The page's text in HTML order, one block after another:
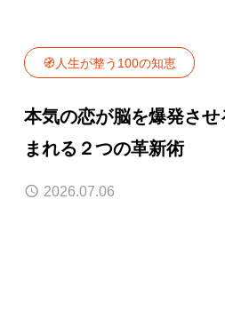
🧭人生が整う100の知恵
本気の恋が脳を爆発さ
まれる２つの革新術
2026.07.06